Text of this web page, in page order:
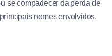
se compadecer da perda de
nomes envolvidos.